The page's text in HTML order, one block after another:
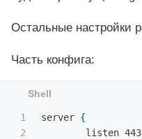
Остальные настройки
Часть конфига:
1
2
server {
listen